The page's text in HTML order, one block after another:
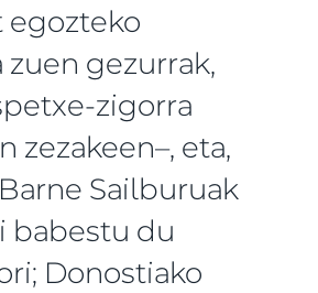
egozteko
gezurrak,
zigorra
zezakeen–, eta,
Sailburuak
babestu du
Donostiako